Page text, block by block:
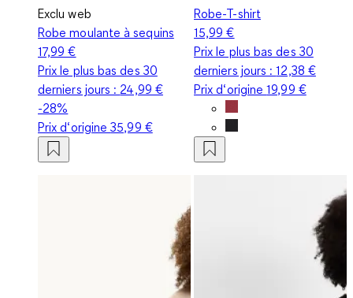
Exclu web
Robe moulante à sequins
17,99 €
Prix le plus bas des 30
derniers jours : 24,99 €
-28%
Prix d‘origine35,99 €
Robe-T-shirt
15,99 €
Prix le plus bas des 30
derniers jours :12,38 €
Prix d‘origine19,99 €